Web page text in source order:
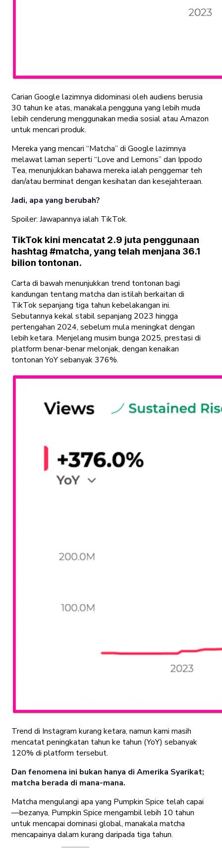
Carian Google lazimnya didominasi oleh audiens berusia
30 tahun ke atas, manakala pengguna yang lebih muda
lebih cenderung menggunakan media sosial atau Amazon
untuk mencari produk.
Mereka yang mencari “Matcha” di Google lazimnya
melawat laman seperti “Love and Lemons” dan Ippodo
Tea, menunjukkan bahawa mereka ialah penggemar teh
dan/atau berminat dengan kesihatan dan kesejahteraan.
Jadi, apa yang berubah?
Spoiler: Jawapannya ialah TikTok.
TikTok kini mencatat 2.9 juta penggunaan
hashtag #matcha, yang telah menjana 36.1
bilion tontonan.
Carta di bawah menunjukkan trend tontonan bagi
kandungan tentang matcha dan istilah berkaitan di
TikTok sepanjang tiga tahun kebelakangan ini.
Sebutannya kekal stabil sepanjang 2023 hingga
pertengahan 2024, sebelum mula meningkat dengan
lebih ketara. Menjelang musim bunga 2025, prestasi di
platform benar-benar melonjak, dengan kenaikan
tontonan YoY sebanyak 376%.
Trend di Instagram kurang ketara, namun kami masih
mencatat peningkatan tahun ke tahun (YoY) sebanyak
120% di platform tersebut.
Dan fenomena ini bukan hanya di Amerika Syarikat;
matcha berada di mana-mana.
Matcha mengulangi apa yang Pumpkin Spice telah capai
—bezanya, Pumpkin Spice mengambil lebih 10 tahun
untuk mencapai dominasi global, manakala matcha
mencapainya dalam kurang daripada tiga tahun.